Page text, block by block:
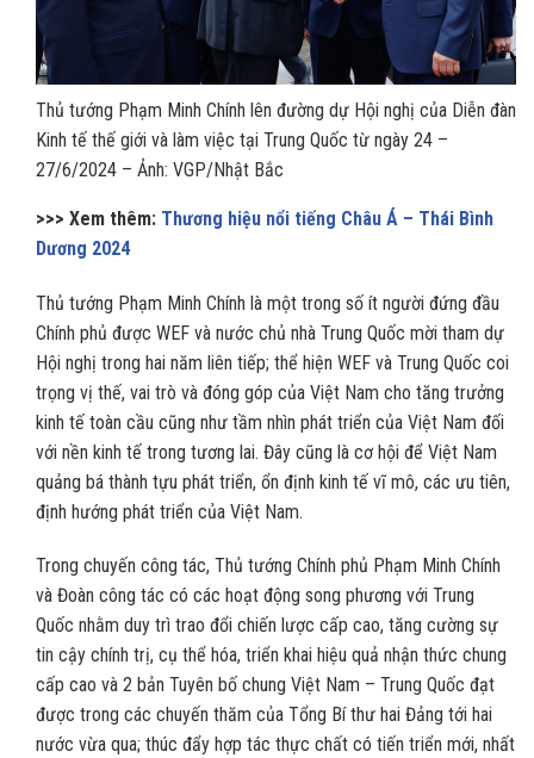
Thủ tướng Phạm Minh Chính lên đường dự Hội nghị của Diễn đàn
Kinh tế thế giới và làm việc tại Trung Quốc từ ngày 24 –
27/6/2024 – Ảnh: VGP/Nhật Bắc
>>> Xem thêm: Thương hiệu nổi tiếng Châu Á – Thái Bình
Dương 2024
Thủ tướng Phạm Minh Chính là một trong số ít người đứng đầu
Chính phủ được WEF và nước chủ nhà Trung Quốc mời tham dự
Hội nghị trong hai năm liên tiếp; thể hiện WEF và Trung Quốc coi
trọng vị thế, vai trò và đóng góp của Việt Nam cho tăng trưởng
kinh tế toàn cầu cũng như tầm nhìn phát triển của Việt Nam đối
với nền kinh tế trong tương lai. Đây cũng là cơ hội để Việt Nam
quảng bá thành tựu phát triển, ổn định kinh tế vĩ mô, các ưu tiên,
định hướng phát triển của Việt Nam.
Trong chuyến công tác, Thủ tướng Chính phủ Phạm Minh Chính
và Đoàn công tác có các hoạt động song phương với Trung
Quốc nhằm duy trì trao đổi chiến lược cấp cao, tăng cường sự
tin cậy chính trị, cụ thể hóa, triển khai hiệu quả nhận thức chung
cấp cao và 2 bản Tuyên bố chung Việt Nam – Trung Quốc đạt
được trong các chuyến thăm của Tổng Bí thư hai Đảng tới hai
nước vừa qua; thúc đẩy hợp tác thực chất có tiến triển mới, nhất